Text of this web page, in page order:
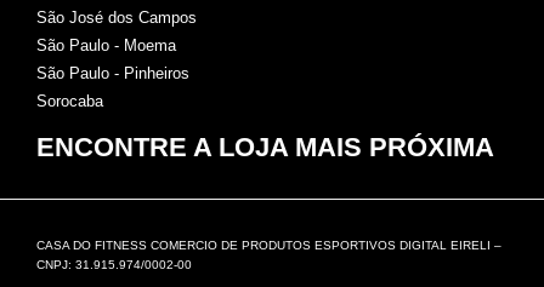
São José dos Campos
São Paulo - Moema
São Paulo - Pinheiros
Sorocaba
ENCONTRE A LOJA MAIS PRÓXIMA
CASA DO FITNESS COMERCIO DE PRODUTOS ESPORTIVOS DIGITAL EIRELI –
CNPJ: 31.915.974/0002-00